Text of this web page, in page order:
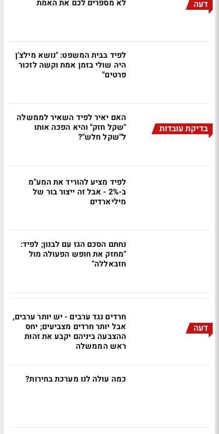
דעה לא מספרים לכם את האמת
לפיד בבית המשפט: "נושא מילצ'ן
היה שולי בזמן אמת וקשה לזכור
פרטים"
בדיקת עובדות
האם יאיר לפיד השאיר לממשלה
"שקל חזק" והיא הפכה אותו
ל"שקל חלש"?
לפיד מציע להוריד את המע"מ
ב-2% - אבל זה ייצור בור של
מיליארדים
נחתם הסכם הגז עם לבנון; לפיד:
"מחזק את חופש הפעולה מול
חזבאללה"
דעה
חרדים נגד ערבים - יש יותר ערבים,
אבל יותר חרדים מצביעים; יחס
ההצבעה ביניהם יקבע את זהות
ראש הממשלה
כמה עולה לנו מערכת בחירות?